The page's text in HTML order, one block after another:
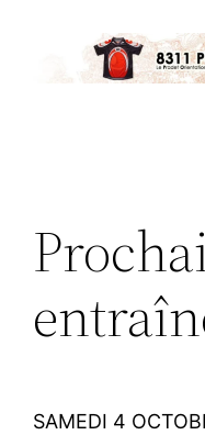
contenu
SAMEDI 4